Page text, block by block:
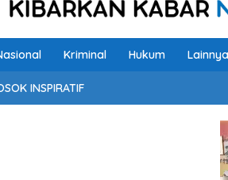
Kriminal Hukum Lainnya
INSPIRATIF